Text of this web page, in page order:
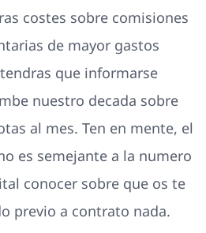
costes sobre comisiones
de mayor gastos
que informarse
nuestro decada sobre
al mes. Ten en mente, el
es semejante a la numero
conocer sobre que os te
previo a contrato nada.